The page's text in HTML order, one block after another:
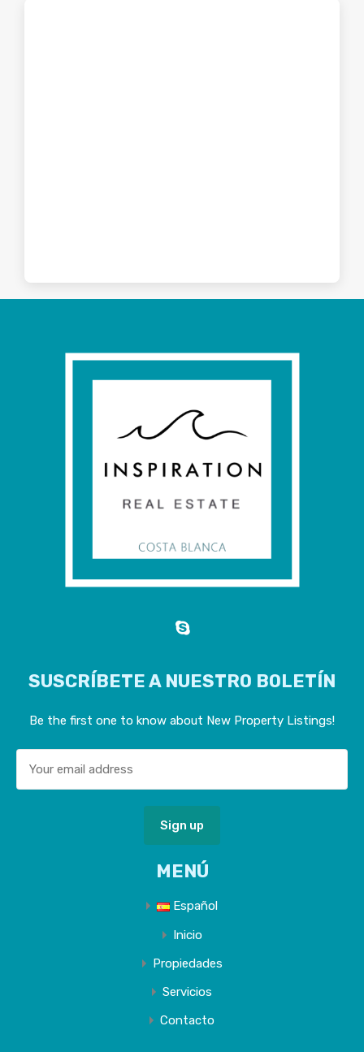
SUSCRÍBETE A NUESTRO BOLETÍN
Be the first one to know about New Property Listings!
MENÚ
Español
Inicio
Propiedades
Servicios
Contacto